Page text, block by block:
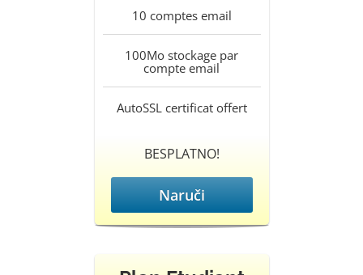
10 comptes email
100Mo stockage par
compte email
AutoSSLcertificat offert
BESPLATNO!
Naruči